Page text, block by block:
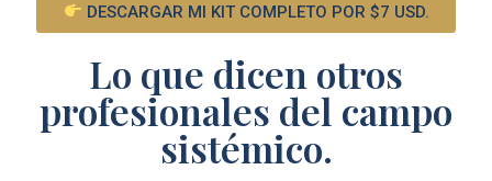
DESCARGAR MI KIT COMPLETO POR $7 USD.
Lo que dicen otros
profesionales del campo
sistémico.